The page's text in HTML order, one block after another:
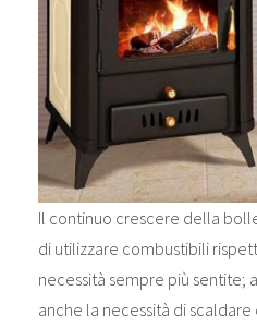
Il continuo crescere della
di utilizzare combustibili
necessità sempre più sentite;
anche la necessità di